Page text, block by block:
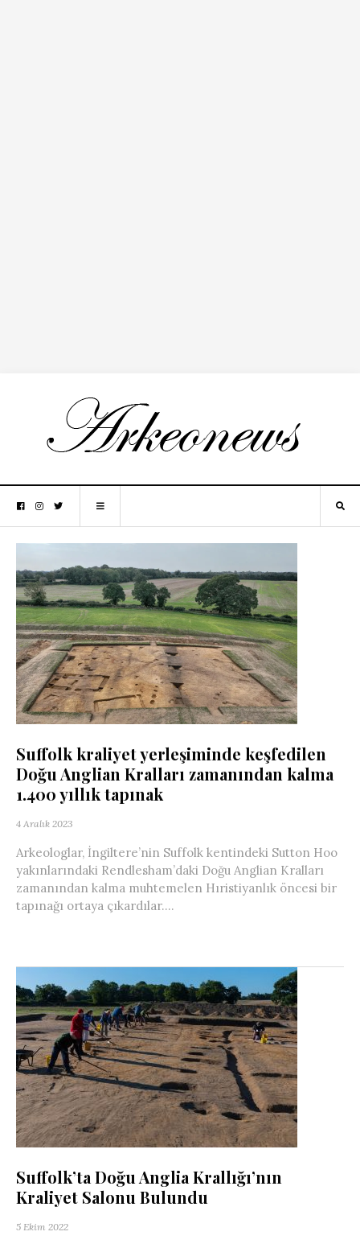
Suffolk kraliyet yerleşiminde keşfedilen
Doğu Anglian Kralları zamanından kalma
1.400 yıllık tapınak
4 Aralık 2023
Arkeologlar, İngiltere’nin Suffolk kentindeki Sutton Hoo
yakınlarındaki Rendlesham’daki Doğu Anglian Kralları
zamanından kalma muhtemelen Hıristiyanlık öncesi bir
tapınağı ortaya çıkardılar....
Suffolk’ta Doğu Anglia Krallığı’nın
Kraliyet Salonu Bulundu
5 Ekim 2022